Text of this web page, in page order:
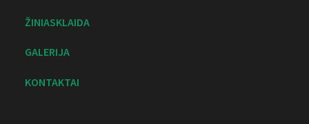
ŽINIASKLAIDA
GALERIJA
KONTAKTAI